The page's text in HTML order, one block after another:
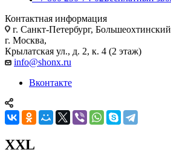
Контактная информация
г. Санкт-Петербург,
г. Москва,
Крылатская ул., д. 2, к. 4 (2 этаж)
info@shonx.ru
Вконтакте
XXL